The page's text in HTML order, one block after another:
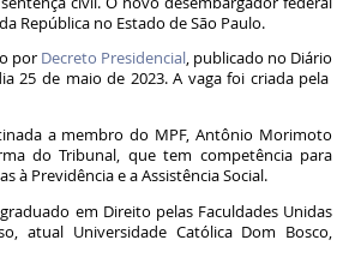
República no Estado de São Paulo.
por Decreto Presidencial, publicado no Diário
25 de maio de 2023. A vaga foi criada pela
a membro do MPF, Antônio Morimoto
do Tribunal, que tem competência para
à Previdência e a Assistência Social.
em Direito pelas Faculdades Unidas
atual Universidade Católica Dom Bosco,